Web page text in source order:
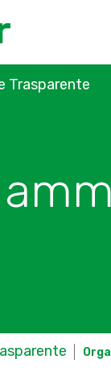
Trasparente